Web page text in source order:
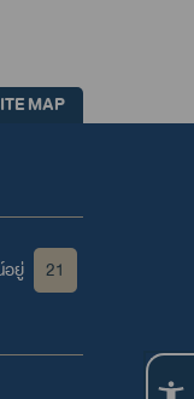
MAP
อยู่ 21